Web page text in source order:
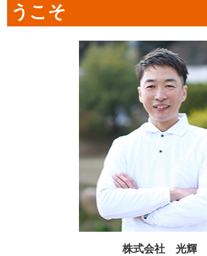
うこそ
株式会社 光輝